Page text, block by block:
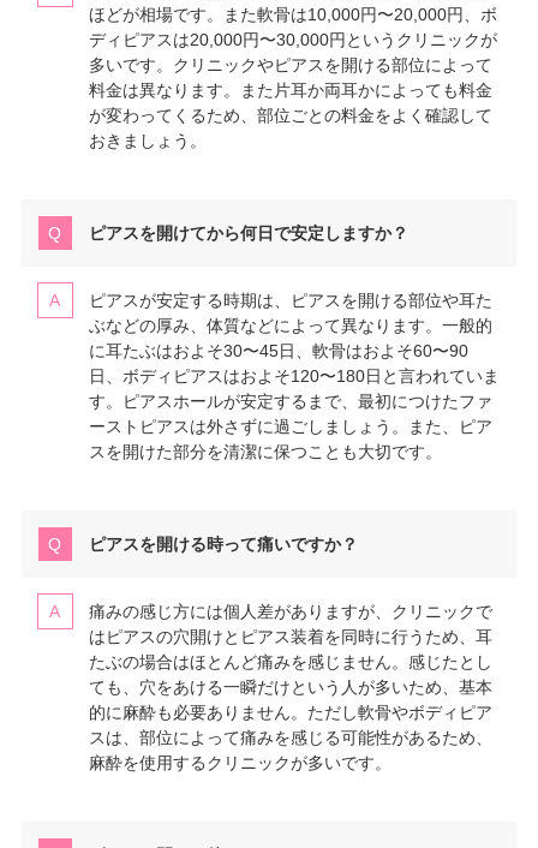
ほどが相場です。また軟骨は10,000円〜20,000円、ボ
ディピアスは20,000円〜30,000円というクリニックが
多いです。クリニックやピアスを開ける部位によって
料金は異なります。また片耳か両耳かによっても料金
が変わってくるため、部位ごとの料金をよく確認して
おきましょう。
ピアスを開けてから何日で安定しますか？
ピアスが安定する時期は、ピアスを開ける部位や耳た
ぶなどの厚み、体質などによって異なります。一般的
に耳たぶはおよそ30〜45日、軟骨はおよそ60〜90
日、ボディピアスはおよそ120〜180日と言われていま
す。ピアスホールが安定するまで、最初につけたファ
ーストピアスは外さずに過ごしましょう。また、ピア
スを開けた部分を清潔に保つことも大切です。
ピアスを開ける時って痛いですか？
痛みの感じ方には個人差がありますが、クリニックで
はピアスの穴開けとピアス装着を同時に行うため、耳
たぶの場合はほとんど痛みを感じません。感じたとし
ても、穴をあける一瞬だけという人が多いため、基本
的に麻酔も必要ありません。ただし軟骨やボディピア
スは、部位によって痛みを感じる可能性があるため、
麻酔を使用するクリニックが多いです。